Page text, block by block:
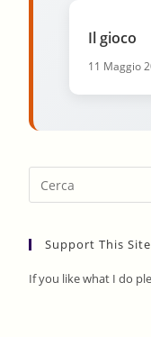
Il gioco
11 Maggio
Support This Site
If you like what I do